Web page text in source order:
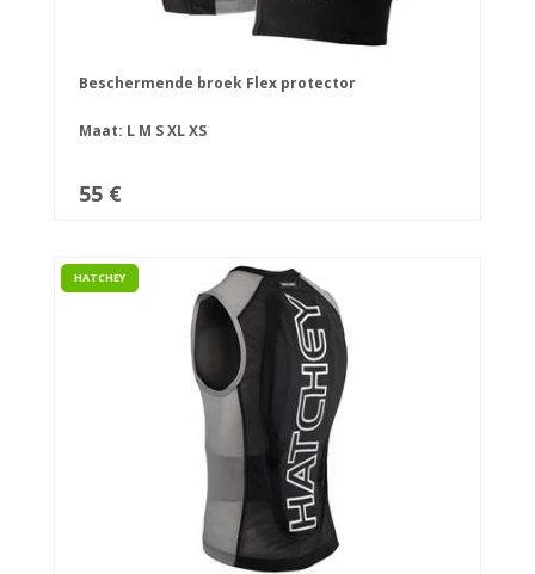
Beschermende broek Flex protector
Maat: L M SXLXS
55 €
HATCHEY